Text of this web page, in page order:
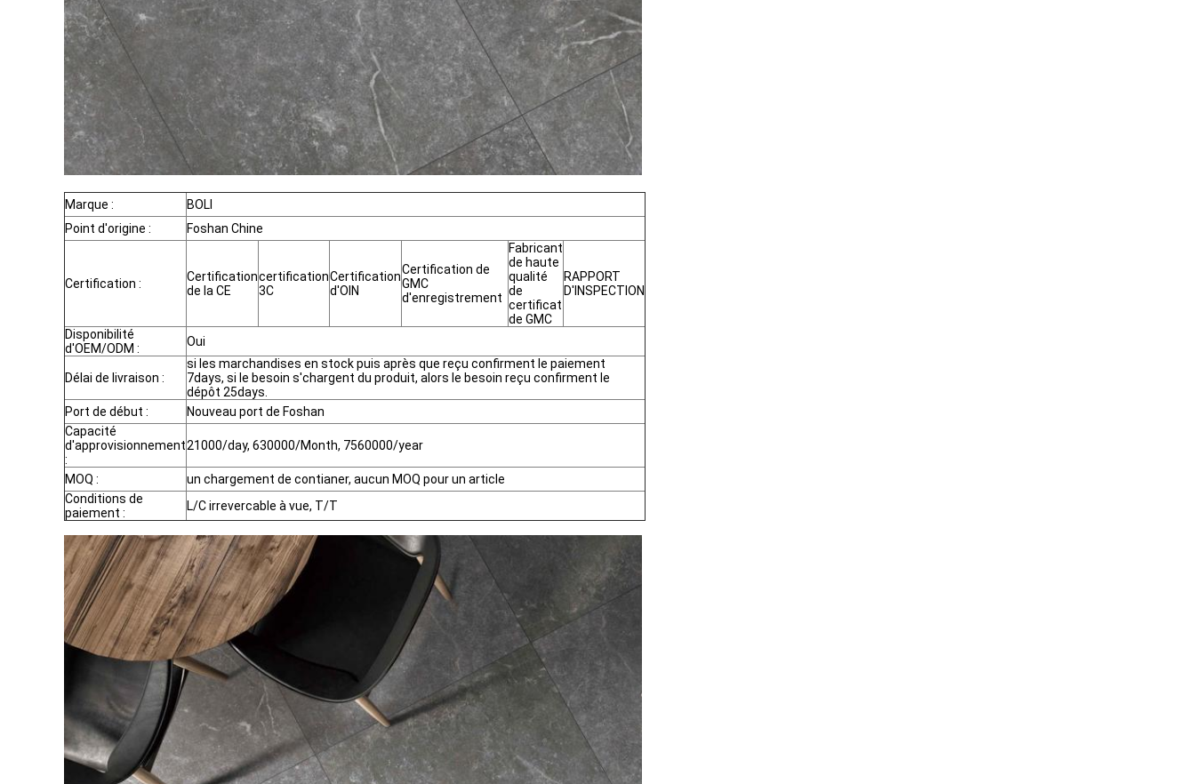
Marque :
BOLI
Point d'origine :
Foshan Chine
Certification :
Certification
de la CE
certification
3C
Certification
d'OIN
Certification de
GMC
d'enregistrement
Fabricant
de haute
qualité
de
certificat
de GMC
RAPPORT
D'INSPECTION
Disponibilité
d'OEM/ODM :
Oui
Délai de livraison :
si les marchandises en stock puis après que reçu confirment le paiement
7days, si le besoin s'chargent du produit, alors le besoin reçu confirment le
dépôt 25days.
Port de début :
Nouveau port de Foshan
Capacité
d'approvisionnement
:
21000/day, 630000/Month, 7560000/year
MOQ :
un chargement de contianer, aucun MOQ pour un article
Conditions de
paiement :
L/C irrevercable à vue, T/T